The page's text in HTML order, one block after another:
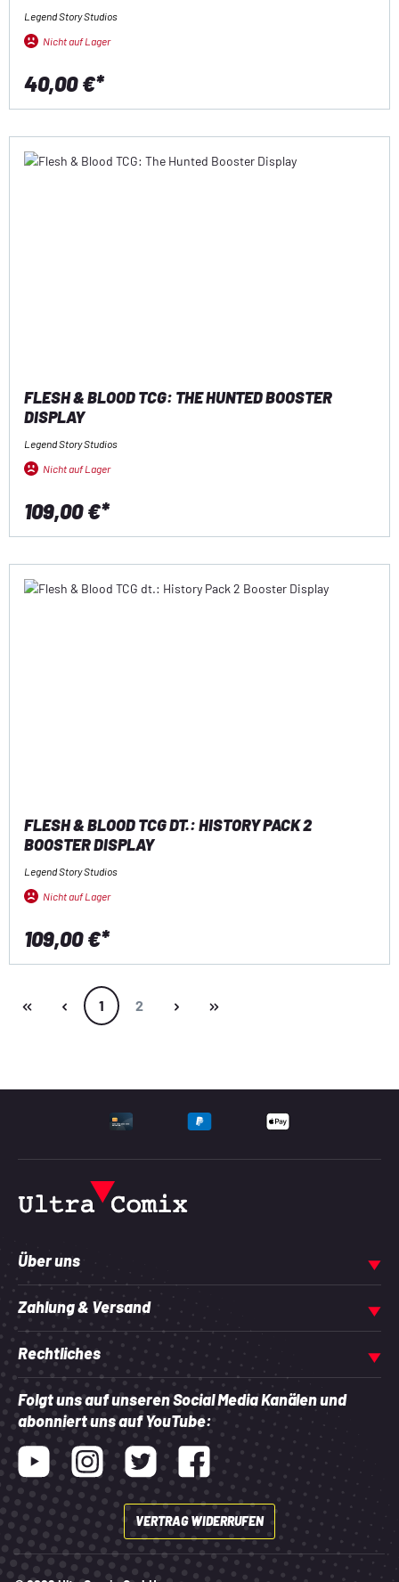
Legend Story Studios
Nicht auf Lager
40,00 €*
FLESH & BLOOD TCG: THE HUNTED BOOSTER
DISPLAY
Legend Story Studios
Nicht auf Lager
109,00 €*
FLESH & BLOOD TCG DT.: HISTORY PACK 2
BOOSTER DISPLAY
Legend Story Studios
Nicht auf Lager
109,00 €*
Seite
1 Seite
2
UNTERSTÜTZTE
Über uns
Zahlung & Versand
Rechtliches
Folgt uns auf unseren Social Media Kanälen und
abonniert uns auf YouTube:
Youtube InstagramTwitter Facebook
VERTRAG WIDERRUFEN